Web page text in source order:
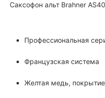
Саксофон альт Brahner
Профессиональная
Французская система
Желтая медь,